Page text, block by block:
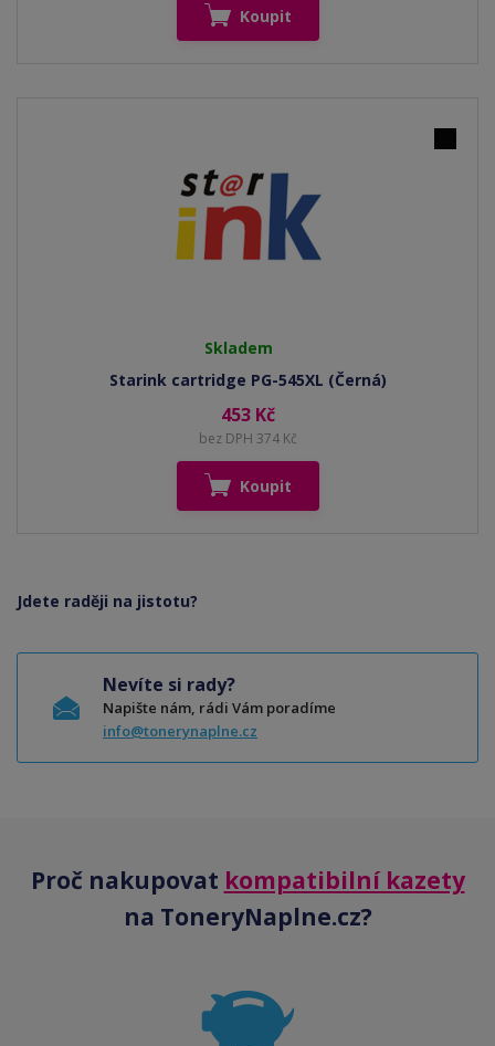
Koupit
Skladem
Starink cartridge PG-545XL (Černá)
453 Kč
bez DPH 374 Kč
Koupit
Jdete raději na jistotu?
Nevíte si rady?
Napište nám, rádi Vám poradíme
info@tonerynaplne.cz
Proč nakupovat kompatibilní kazety
na ToneryNaplne.cz?